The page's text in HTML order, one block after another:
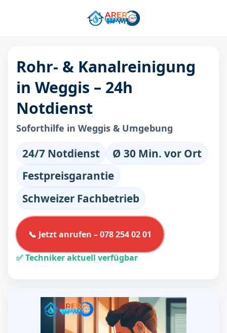
Rohr- & Kanalreinigung
in Weggis – 24h
Notdienst
Soforthilfe in Weggis & Umgebung
24/7 Notdienst
Ø 30 Min. vor Ort
Festpreisgarantie
Schweizer Fachbetrieb
📞 Jetzt anrufen – 078 254 02 01
✅ Techniker aktuell verfügbar